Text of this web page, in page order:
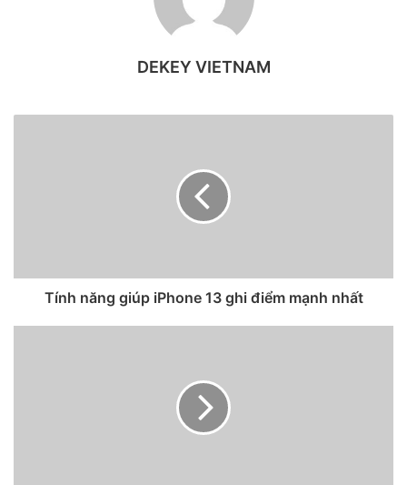
Dòng iPhone 13 năm nay có thời lượng pin dài hơn thế hệ
còn nhấn mạnh về sức mạnh hiệu năng của chip A15 trên
dòng iPhone 13 mới. Tâm điểm của sự chú ý là về thời
DEKEY VIETNAM
Tính năng giúp iPhone 13 ghi điểm mạnh nhất